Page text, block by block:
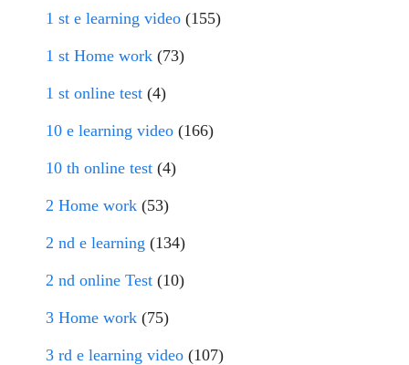
1 st e learning video (155)
1 st Home work (73)
1 st online test (4)
10 e learning video (166)
10 th online test (4)
2 Home work (53)
2 nd e learning (134)
2 nd online Test (10)
3 Home work (75)
3 rd e learning video (107)